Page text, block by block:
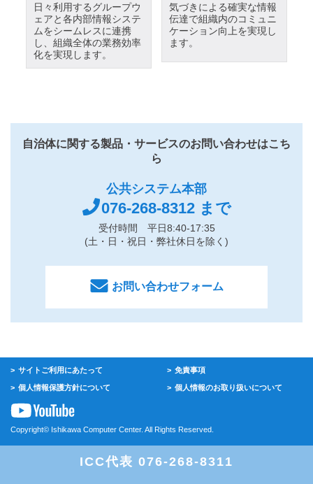
日々利用するグループウ
ェアと各内部情報システ
ムをシームレスに連携
し、組織全体の業務効率
化を実現します。
気づきによる確実な情報
伝達で組織内のコミュニ
ケーション向上を実現し
ます。
自治体に関する製品・サービスのお問い合わせはこち
ら
公共システム本部
076-268-8312 まで
受付時間 平日8:40-17:35
(土・日・祝日・弊社休日を除く)
お問い合わせフォーム
サイトご利用にあたって 免責事項
個人情報保護方針について 個人情報のお取り扱いについて
Copyright© Ishikawa Computer Center. All Rights Reserved.
ICC代表 076-268-8311